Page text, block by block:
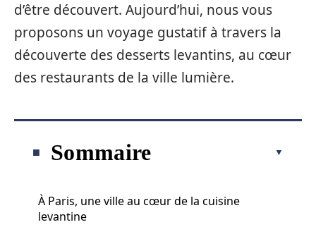
d’être découvert. Aujourd’hui, nous vous
proposons un voyage gustatif à travers la
découverte des desserts levantins, au cœur
des restaurants de la ville lumière.
Sommaire
À Paris, une ville au cœur de la cuisine
levantine